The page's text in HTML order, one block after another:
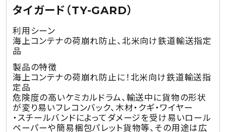
タイガード（TY-GARD）
利用シーン
海上コンテナの荷崩れ防止、北米向け鉄道輸送指定
品
製品の特徴
海上コンテナの荷崩れ防止に！北米向け鉄道輸送指
定品
危険度の高いケミカルドラム、輸送中に貨物の形状
が変り易いフレコンバック、木材・クギ・ワイヤー
・スチールバンドによってダメージを受け易いロール
ペーパーや簡易梱包パレット貨物等、その用途は広